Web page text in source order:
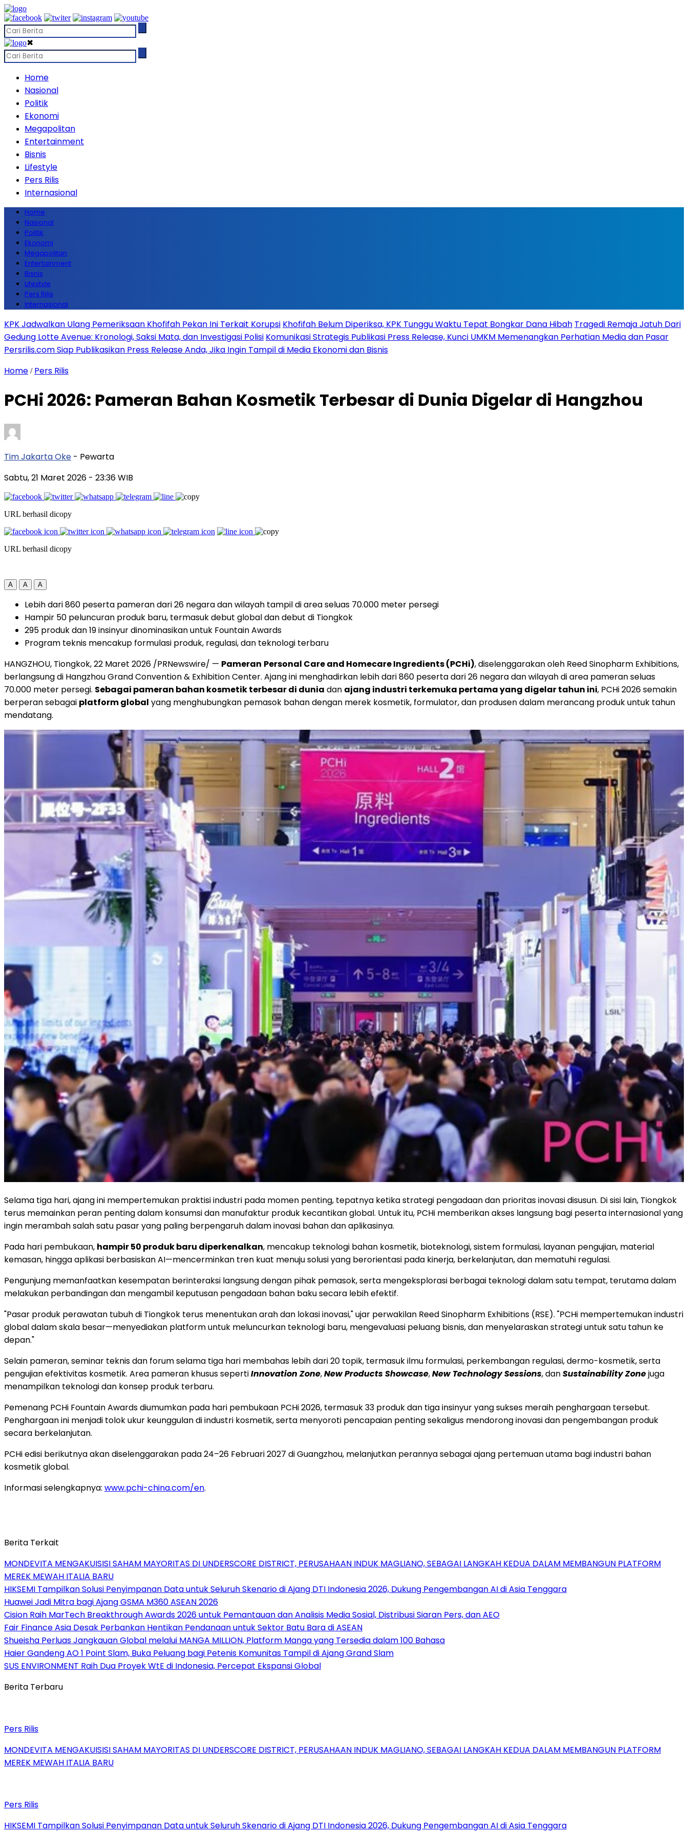
✖
Home
Nasional
Politik
Ekonomi
Megapolitan
Entertainment
Bisnis
Lifestyle
Pers Rilis
Internasional
Home
Nasional
Politik
Ekonomi
Megapolitan
Entertainment
Bisnis
Lifestyle
Pers Rilis
Internasional
KPK Jadwalkan Ulang Pemeriksaan Khofifah Pekan Ini Terkait Korupsi Khofifah Belum Diperiksa, KPK Tunggu Waktu Tepat Bongkar Dana Hibah Tragedi Remaja Jatuh Dari
Gedung Lotte Avenue: Kronologi, Saksi Mata, dan Investigasi Polisi Komunikasi Strategis Publikasi Press Release, Kunci UMKM Memenangkan Perhatian Media dan Pasar
Persrilis.com Siap Publikasikan Press Release Anda, Jika Ingin Tampil di Media Ekonomi dan Bisnis
Home / Pers Rilis
PCHi 2026: Pameran Bahan Kosmetik Terbesar di Dunia Digelar di Hangzhou
Tim Jakarta Oke - Pewarta
Sabtu, 21 Maret 2026 - 23:36 WIB
URL berhasil dicopy
URL berhasil dicopy
A A A
Lebih dari 860 peserta pameran dari 26 negara dan wilayah tampil di area seluas 70.000 meter persegi
Hampir 50 peluncuran produk baru, termasuk debut global dan debut di Tiongkok
295 produk dan 19 insinyur dinominasikan untuk Fountain Awards
Program teknis mencakup formulasi produk, regulasi, dan teknologi terbaru
HANGZHOU, Tiongkok, 22 Maret 2026 /PRNewswire/ — Pameran Personal Care and Homecare Ingredients (PCHi), diselenggarakan oleh Reed Sinopharm Exhibitions,
berlangsung di Hangzhou Grand Convention & Exhibition Center. Ajang ini menghadirkan lebih dari 860 peserta dari 26 negara dan wilayah di area pameran seluas
70.000 meter persegi. Sebagai pameran bahan kosmetik terbesar di dunia dan ajang industri terkemuka pertama yang digelar tahun ini, PCHi 2026 semakin
berperan sebagai platform global yang menghubungkan pemasok bahan dengan merek kosmetik, formulator, dan produsen dalam merancang produk untuk tahun
mendatang.
Selama tiga hari, ajang ini mempertemukan praktisi industri pada momen penting, tepatnya ketika strategi pengadaan dan prioritas inovasi disusun. Di sisi lain, Tiongkok
terus memainkan peran penting dalam konsumsi dan manufaktur produk kecantikan global. Untuk itu, PCHi memberikan akses langsung bagi peserta internasional yang
ingin merambah salah satu pasar yang paling berpengaruh dalam inovasi bahan dan aplikasinya.
Pada hari pembukaan, hampir 50 produk baru diperkenalkan, mencakup teknologi bahan kosmetik, bioteknologi, sistem formulasi, layanan pengujian, material
kemasan, hingga aplikasi berbasiskan AI—mencerminkan tren kuat menuju solusi yang berorientasi pada kinerja, berkelanjutan, dan mematuhi regulasi.
Pengunjung memanfaatkan kesempatan berinteraksi langsung dengan pihak pemasok, serta mengeksplorasi berbagai teknologi dalam satu tempat, terutama dalam
melakukan perbandingan dan mengambil keputusan pengadaan bahan baku secara lebih efektif.
"Pasar produk perawatan tubuh di Tiongkok terus menentukan arah dan lokasi inovasi," ujar perwakilan Reed Sinopharm Exhibitions (RSE). "PCHi mempertemukan industri
global dalam skala besar—menyediakan platform untuk meluncurkan teknologi baru, mengevaluasi peluang bisnis, dan menyelaraskan strategi untuk satu tahun ke
depan."
Selain pameran, seminar teknis dan forum selama tiga hari membahas lebih dari 20 topik, termasuk ilmu formulasi, perkembangan regulasi, dermo-kosmetik, serta
pengujian efektivitas kosmetik. Area pameran khusus sepertiInnovation Zone,New Products Showcase,New Technology Sessions, danSustainability Zonejuga
menampilkan teknologi dan konsep produk terbaru.
Pemenang PCHi Fountain Awards diumumkan pada hari pembukaan PCHi 2026, termasuk 33 produk dan tiga insinyur yang sukses meraih penghargaan tersebut.
Penghargaan ini menjadi tolok ukur keunggulan di industri kosmetik, serta menyoroti pencapaian penting sekaligus mendorong inovasi dan pengembangan produk
secara berkelanjutan.
PCHi edisi berikutnya akan diselenggarakan pada 24–26 Februari 2027 di Guangzhou, melanjutkan perannya sebagai ajang pertemuan utama bagi industri bahan
kosmetik global.
Informasi selengkapnya: www.pchi-china.com/en.
Berita Terkait
MONDEVITA MENGAKUISISI SAHAM MAYORITAS DI UNDERSCORE DISTRICT, PERUSAHAAN INDUK MAGLIANO, SEBAGAI LANGKAH KEDUA DALAM MEMBANGUN PLATFORM
MEREK MEWAH ITALIA BARU
HIKSEMI Tampilkan Solusi Penyimpanan Data untuk Seluruh Skenario di Ajang DTI Indonesia 2026, Dukung Pengembangan AI di Asia Tenggara
Huawei Jadi Mitra bagi Ajang GSMA M360 ASEAN 2026
Cision Raih MarTech Breakthrough Awards 2026 untuk Pemantauan dan Analisis Media Sosial, Distribusi Siaran Pers, dan AEO
Fair Finance Asia Desak Perbankan Hentikan Pendanaan untuk Sektor Batu Bara di ASEAN
Shueisha Perluas Jangkauan Global melalui MANGA MILLION, Platform Manga yang Tersedia dalam 100 Bahasa
Haier Gandeng AO 1 Point Slam, Buka Peluang bagi Petenis Komunitas Tampil di Ajang Grand Slam
SUS ENVIRONMENT Raih Dua Proyek WtE di Indonesia, Percepat Ekspansi Global
Berita Terbaru
Pers Rilis
MONDEVITA MENGAKUISISI SAHAM MAYORITAS DI UNDERSCORE DISTRICT, PERUSAHAAN INDUK MAGLIANO, SEBAGAI LANGKAH KEDUA DALAM MEMBANGUN PLATFORM
MEREK MEWAH ITALIA BARU
Pers Rilis
HIKSEMI Tampilkan Solusi Penyimpanan Data untuk Seluruh Skenario di Ajang DTI Indonesia 2026, Dukung Pengembangan AI di Asia Tenggara